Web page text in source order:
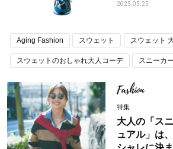
2025.05.25
Aging Fashion スウェット スウェット
スウェットのおしゃれ大人コーデ スニーカ
パンツコーデ 春コーデ トレンド
Fashion
特集
大人の「ス
ュアル」は